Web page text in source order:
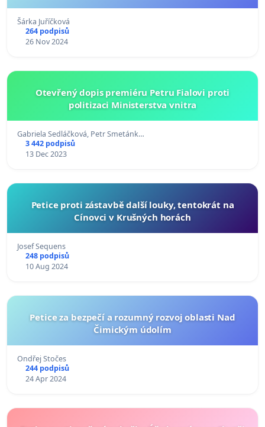
Šárka Juříčková
264 podpisů
26 Nov 2024
Otevřený dopis premiéru Petru Fialovi proti
politizaci Ministerstva vnitra
Gabriela Sedláčková, Petr Smetánk…
3 442 podpisů
13 Dec 2023
Petice proti zástavbě další louky, tentokrát na
Cínovci v Krušných horách
Josef Sequens
248 podpisů
10 Aug 2024
Petice za bezpečí a rozumný rozvoj oblasti Nad
Čimickým údolím
Ondřej Stočes
244 podpisů
24 Apr 2024